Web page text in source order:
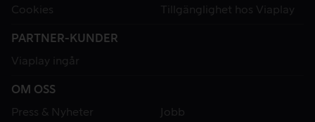
Cookies
Tillgänglighet hos Viaplay
PARTNER-KUNDER
Viaplay ingår
OM OSS
Press & Nyheter
Jobb